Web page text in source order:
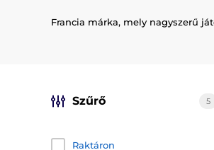
Francia márka, mely nagyszerű
Szűrő 5
Raktáron